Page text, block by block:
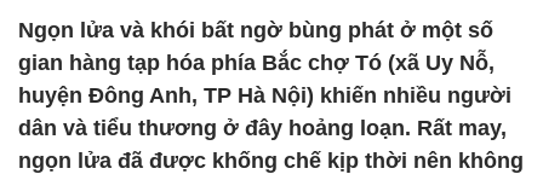
Ngọn lửa và khói bất ngờ bùng phát ở một số
gian hàng tạp hóa phía Bắc chợ Tó (xã Uy Nỗ,
huyện Đông Anh, TP Hà Nội) khiến nhiều người
dân và tiểu thương ở đây hoảng loạn. Rất may,
ngọn lửa đã được khống chế kịp thời nên không